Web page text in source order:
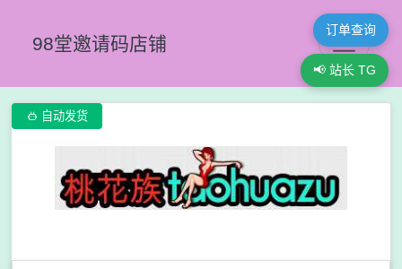
98堂邀请码店铺
订单查询
📢 站长 TG
 自动发货